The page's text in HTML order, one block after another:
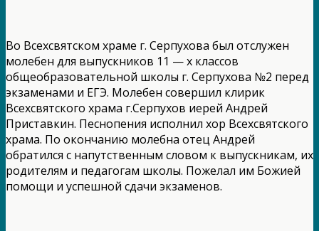
Во Всехсвятском храме г. Серпухова был отслужен
молебен для выпускников 11 — х классов
общеобразовательной школы г. Серпухова №2 перед
экзаменами и ЕГЭ. Молебен совершил клирик
Всехсвятского храма г.Серпухов иерей Андрей
Приставкин. Песнопения исполнил хор Всехсвятского
храма. По окончанию молебна отец Андрей
обратился с напутственным словом к выпускникам, их
родителям и педагогам школы. Пожелал им Божией
помощи и успешной сдачи экзаменов.